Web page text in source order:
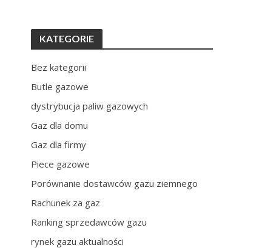
KATEGORIE
Bez kategorii
Butle gazowe
dystrybucja paliw gazowych
Gaz dla domu
Gaz dla firmy
Piece gazowe
Porównanie dostawców gazu ziemnego
Rachunek za gaz
Ranking sprzedawców gazu
rynek gazu aktualności